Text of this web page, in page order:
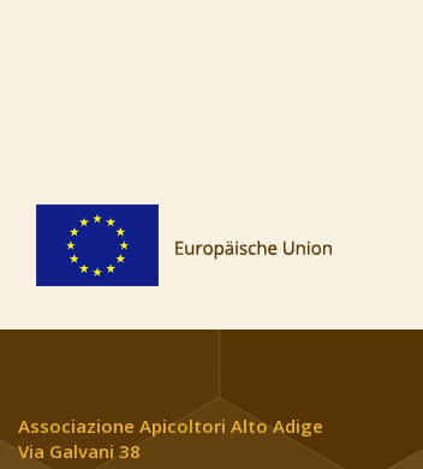
Associazione Apicoltori Alto Adige
Via Galvani 38